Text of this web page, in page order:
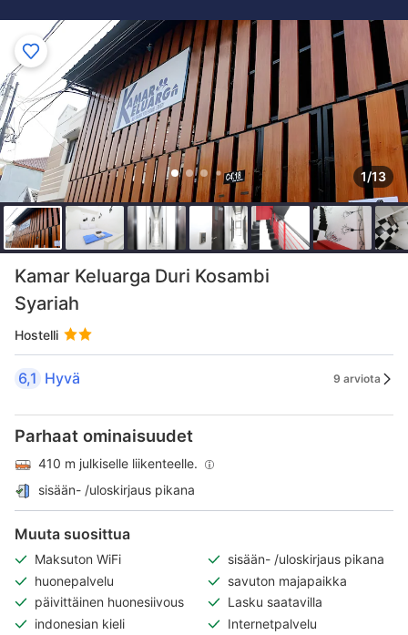
1/13
Kamar Keluarga Duri Kosambi
Syariah
Hostelli
6,1 Hyvä 9 arviota
Parhaat ominaisuudet
410 m julkiselle liikenteelle.
sisään- /uloskirjaus pikana
Muuta suosittua
Maksuton WiFi
sisään- /uloskirjaus pikana
huonepalvelu
savuton majapaikka
päivittäinen huonesiivous
Lasku saatavilla
indonesian kieli
Internetpalvelu